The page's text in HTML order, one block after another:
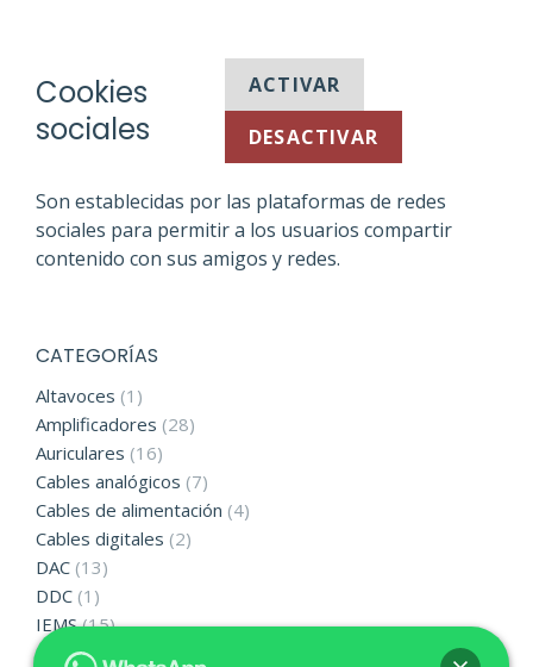
Cookies
sociales
ACTIVAR
DESACTIVAR
Son establecidas por las plataformas de redes
sociales para permitir a los usuarios compartir
contenido con sus amigos y redes.
CATEGORÍAS
Altavoces (1)
Amplificadores (28)
Auriculares (16)
Cables analógicos (7)
Cables de alimentación (4)
Cables digitales (2)
DAC (13)
DDC (1)
IEMS (15)
Reproductores portátiles